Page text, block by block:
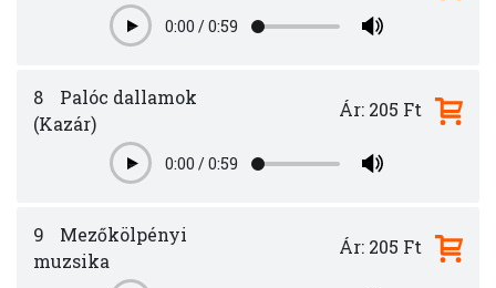
Play0:00 /0:59
8
Palóc dallamok
(Kazár)
Play0:00 /0:59
Ár: 205 Ft
9
Mezőkölpényi
muzsika
Ár: 205 Ft